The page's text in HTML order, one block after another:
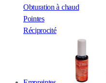
Obturation à chaud
Pointes
Réciprocité